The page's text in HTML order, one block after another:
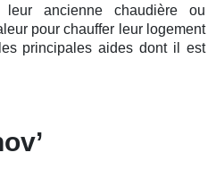
leur ancienne chaudière ou
pour chauffer leur logement
principales aides dont il est